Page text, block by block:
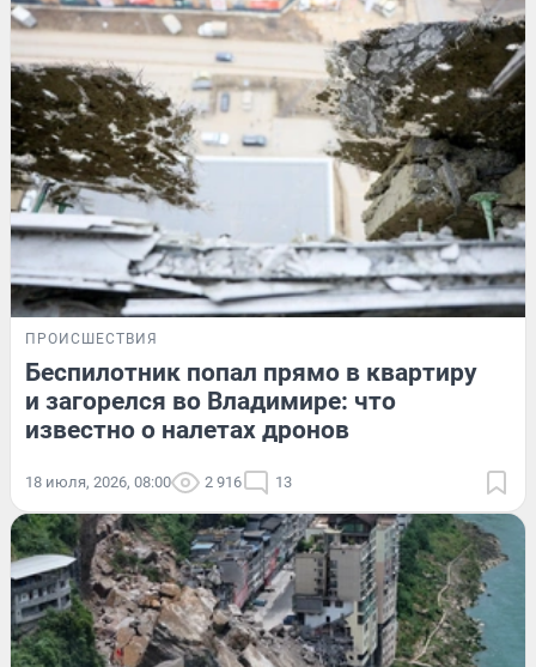
ПРОИСШЕСТВИЯ
Беспилотник попал прямо в квартиру
и загорелся во Владимире: что
известно о налетах дронов
18 июля, 2026, 08:00 2 916 13